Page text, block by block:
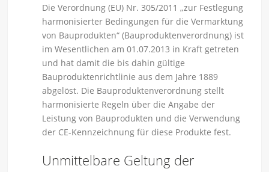
Die Verordnung (EU) Nr. 305/2011 „zur Festlegung
harmonisierter Bedingungen für die Vermarktung
von Bauprodukten“ (Bauproduktenverordnung) ist
im Wesentlichen am 01.07.2013 in Kraft getreten
und hat damit die bis dahin gültige
Bauproduktenrichtlinie aus dem Jahre 1889
abgelöst. Die Bauproduktenverordnung stellt
harmonisierte Regeln über die Angabe der
Leistung von Bauprodukten und die Verwendung
der CE-Kennzeichnung für diese Produkte fest.
Unmittelbare Geltung der